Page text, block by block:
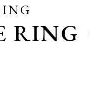
RING